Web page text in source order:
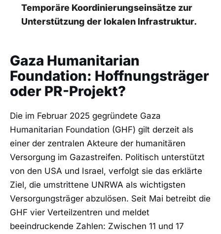
Temporäre Koordinierungseinsätze zur
Unterstützung der lokalen Infrastruktur.
Gaza Humanitarian
Foundation: Hoffnungsträger
oder PR-Projekt?
Die im Februar 2025 gegründete Gaza
Humanitarian Foundation (GHF) gilt derzeit als
einer der zentralen Akteure der humanitären
Versorgung im Gazastreifen. Politisch unterstützt
von den USA und Israel, verfolgt sie das erklärte
Ziel, die umstrittene UNRWA als wichtigsten
Versorgungsträger abzulösen. Seit Mai betreibt die
GHF vier Verteilzentren und meldet
beeindruckende Zahlen: Zwischen 11 und 17